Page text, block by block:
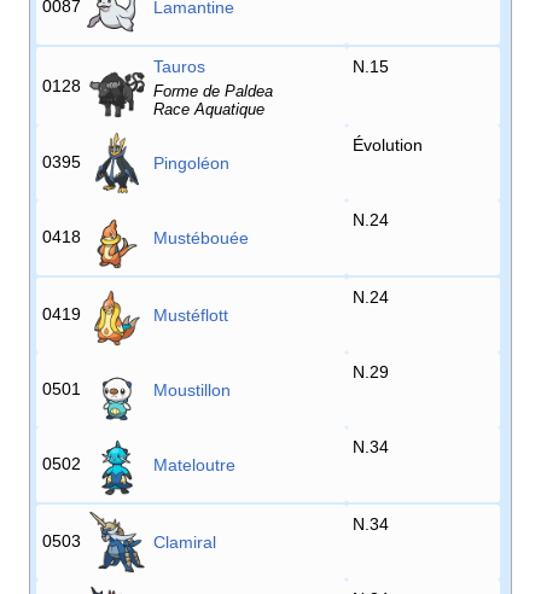
0087 Lamantine
0128
Tauros
Forme de Paldea
Race Aquatique
N.15
0395 Pingoléon
Évolution
0418 Mustébouée
N.24
0419 Mustéflott
N.24
0501 Moustillon
N.29
0502 Mateloutre
N.34
0503 Clamiral
N.34